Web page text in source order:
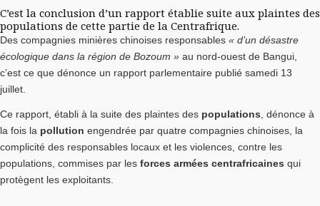
C’est la conclusion d’un rapport établie suite aux plaintes des
populations de cette partie de la Centrafrique.
Des compagnies minières chinoises responsables « d’un désastre
écologique dans la région de Bozoum » au nord-ouest de Bangui,
c’est ce que dénonce un rapport parlementaire publié samedi 13
juillet.
Ce rapport, établi à la suite des plaintes des populations, dénonce à
la fois la pollution engendrée par quatre compagnies chinoises, la
complicité des responsables locaux et les violences, contre les
populations, commises par les forces armées centrafricaines qui
protègent les exploitants.